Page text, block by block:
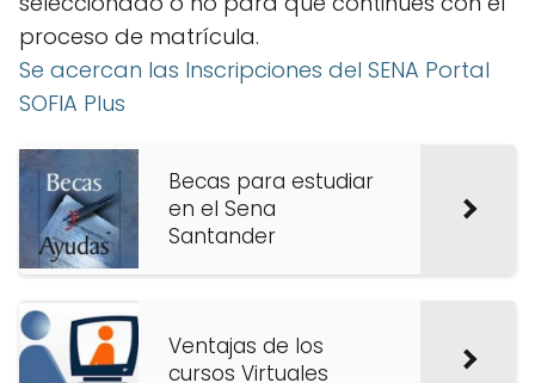
proceso de matrícula.
Se acercan las Inscripciones del SENA Portal
SOFIA Plus
Becas para estudiar
en el Sena
Santander
Ventajas de los
cursos Virtuales